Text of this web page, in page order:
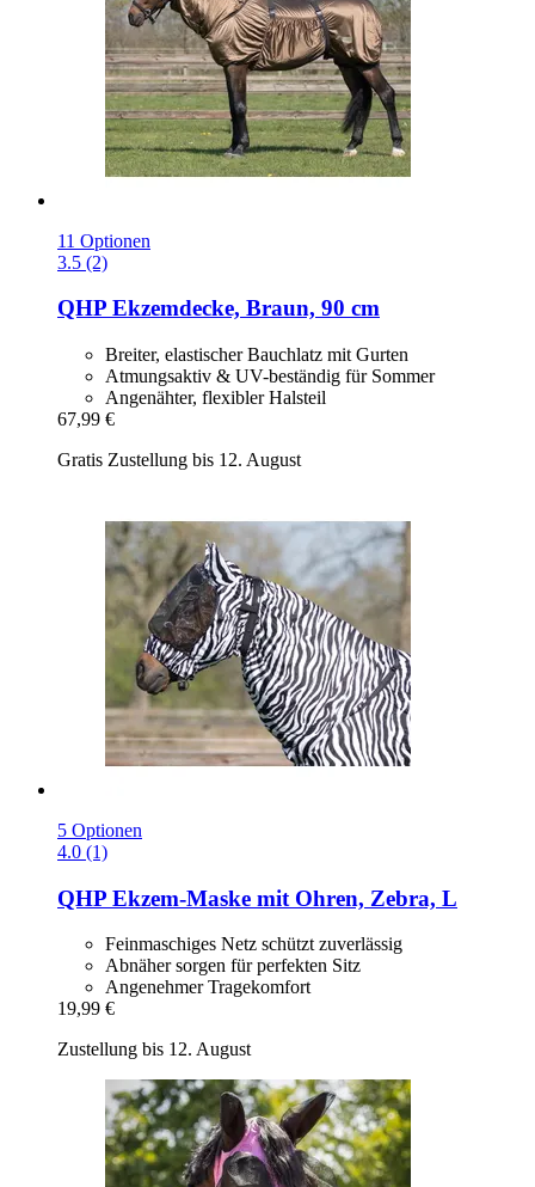
11 Optionen
3.5 (2)
QHP Ekzemdecke, Braun, 90 cm
Breiter, elastischer Bauchlatz mit Gurten
Atmungsaktiv & UV-beständig für Sommer
Angenähter, flexibler Halsteil
67,99 €
Gratis Zustellung bis 12. August
5 Optionen
4.0 (1)
QHP Ekzem-​Maske mit Ohren, Zebra, L
Feinmaschiges Netz schützt zuverlässig
Abnäher sorgen für perfekten Sitz
Angenehmer Tragekomfort
19,99 €
Zustellung bis 12. August